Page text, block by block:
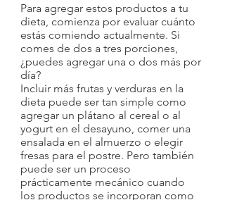
Para agregar estos productos a tu
dieta, comienza por evaluar cuánto
estás comiendo actualmente. Si
comes de dos a tres porciones,
¿puedes agregar una o dos más por
día?
Incluir más frutas y verduras en la
dieta puede ser tan simple como
agregar un plátano al cereal o al
yogurt en el desayuno, comer una
ensalada en el almuerzo o elegir
fresas para el postre. Pero también
puede ser un proceso
prácticamente mecánico cuando
los productos se incorporan como